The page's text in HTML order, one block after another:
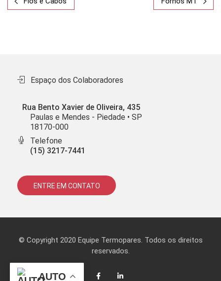
Espaço dos Colaboradores
Rua Bento Xavier de Oliveira, 435
Paulas e Mendes - Piedade • SP
18170-000
Telefone
(15) 3217-7441
ENTRE EM CONTATO
© Copyright 2020 Equipe Termopares. Todos os direitos
reservados.
AUTO